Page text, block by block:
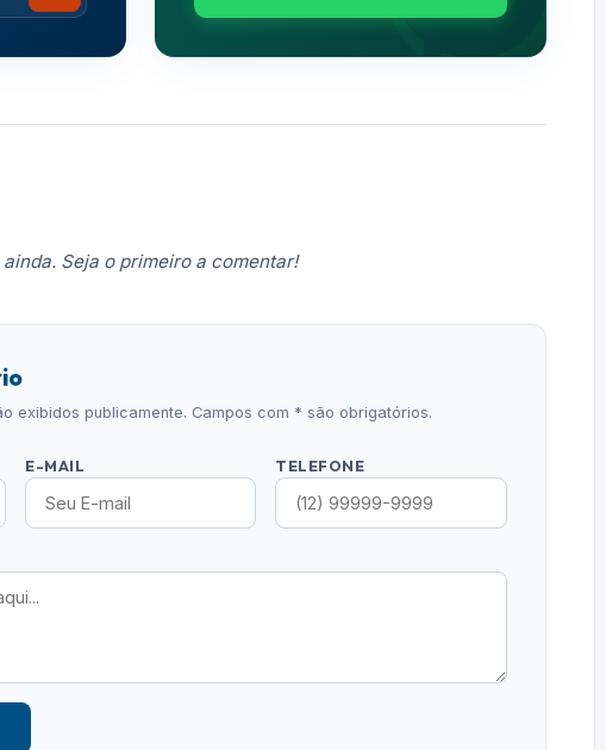
Seja o primeiro a comentar!
exibidos publicamente. Campos com * são obrigatórios.
E-MAIL TELEFONE